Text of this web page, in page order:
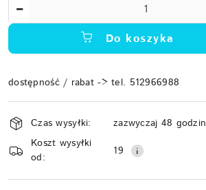
Do koszyka
dostępność / rabat -> tel. 512966988
Wyślij
Dostępność
i
dostawa
Czas wysyłki:
zazwyczaj 48 godzin
Koszt wysyłki
od:
19